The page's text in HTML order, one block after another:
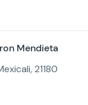
Mendieta
21180